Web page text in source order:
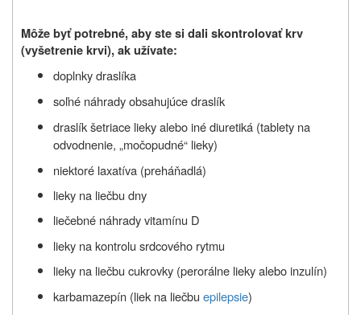
Môže byť potrebné, aby ste si dali skontrolovať krv
(vyšetrenie krvi), ak užívate:
doplnky draslíka
soľné náhrady obsahujúce draslík
draslík šetriace lieky alebo iné diuretiká (tablety na
odvodnenie, „močopudné“ lieky)
niektoré laxatíva (preháňadlá)
lieky na liečbu dny
liečebné náhrady vitamínu D
lieky na kontrolu srdcového rytmu
lieky na liečbu cukrovky (perorálne lieky alebo inzulín)
karbamazepín (liek na liečbu epilepsie)